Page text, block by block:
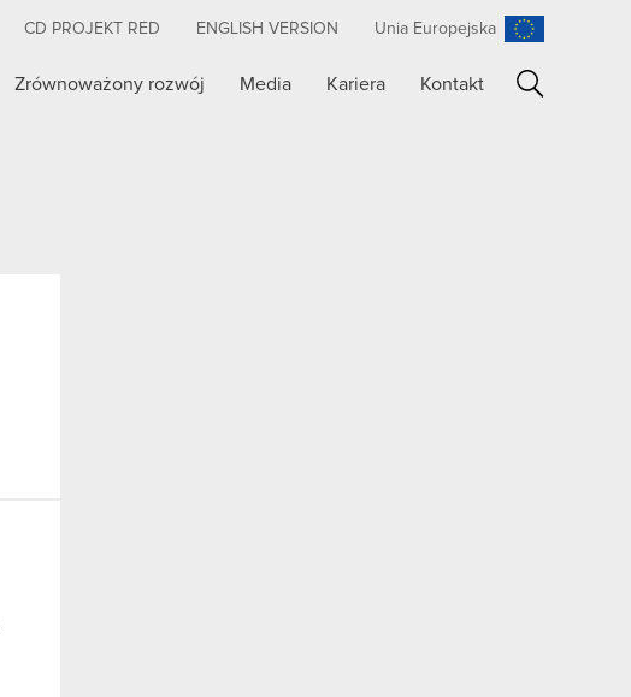
CD PROJEKT RED ENGLISH VERSION Unia Europejska
Zrównoważony rozwój Media Kariera Kontakt